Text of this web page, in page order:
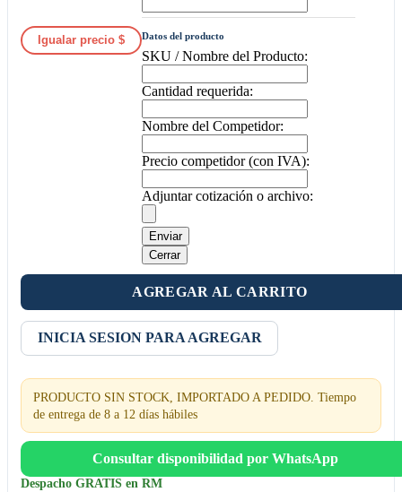
Igualar precio $ Datos del producto
SKU / Nombre del Producto:
Cantidad requerida:
Nombre del Competidor:
Precio competidor (con IVA):
Adjuntar cotización o archivo:
Enviar
Cerrar
AGREGAR AL CARRITO
INICIA SESION PARA AGREGAR
PRODUCTO SIN STOCK, IMPORTADO A PEDIDO. Tiempo
de entrega de 8 a 12 días hábiles
Consultar disponibilidad por WhatsApp
Despacho GRATIS en RM